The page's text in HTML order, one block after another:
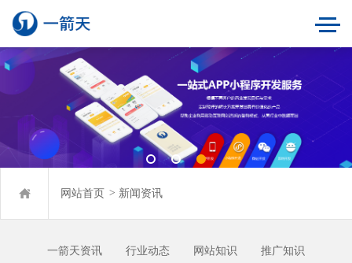
网站首页 > 新闻资讯
一箭天资讯 行业动态 网站知识 推广知识